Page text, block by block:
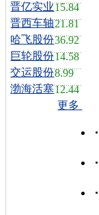
晋亿实业15.84
晋西车轴21.81
哈飞股份36.92
巨轮股份14.58
交运股份8.99
渤海活塞12.44
更多